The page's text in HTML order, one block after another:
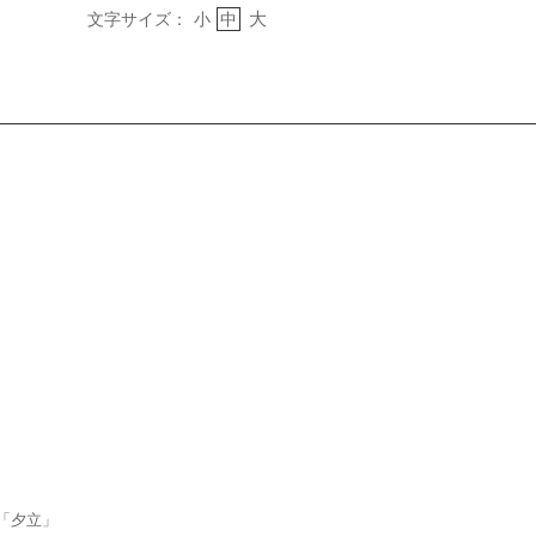
文字サイズ： 小 中 大
夕立」